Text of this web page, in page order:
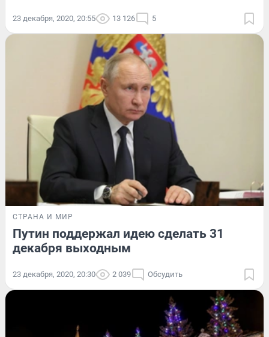
23 декабря, 2020, 20:55 13 126 5
СТРАНА И МИР
Путин поддержал идею сделать 31
декабря выходным
23 декабря, 2020, 20:30 2 039 Обсудить